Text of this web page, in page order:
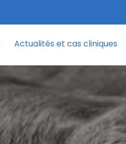
Actualités et cas cliniques